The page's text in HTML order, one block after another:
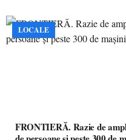
LOCALE
FRONTIERĂ. Razie de